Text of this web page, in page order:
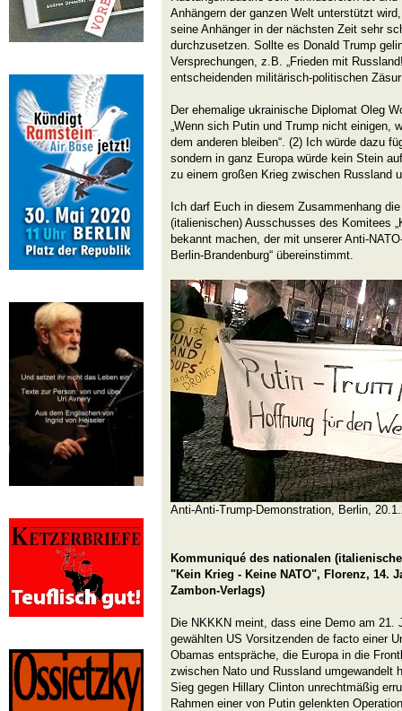
Anhängern der ganzen Welt unterstützt
seine Anhänger in der nächsten Zeit sehr
durchzusetzen. Sollte es Donald Trump
Versprechungen, z.B. „Frieden mit
entscheidenden militärisch-politischen
Der ehemalige ukrainische Diplomat Oleg
„Wenn sich Putin und Trump nicht einigen,
dem anderen bleiben“. (2) Ich würde dazu
sondern in ganz Europa würde kein Stein
zu einem großen Krieg zwischen Russland
Ich darf Euch in diesem Zusammenhang
(italienischen) Ausschusses des Komitees
bekannt machen, der mit unserer Anti-
Berlin-Brandenburg“ übereinstimmt.
Anti-Anti-Trump-Demonstration, Berlin,
Kommuniqué des nationalen
"Kein Krieg - Keine NATO", Florenz, 14.
Zambon-Verlags)
Die NKKKN meint, dass eine Demo am 21.
gewählten US Vorsitzenden de facto einer
Obamas entspräche, die Europa in die
zwischen Nato und Russland umgewandelt
Sieg gegen Hillary Clinton unrechtmäßig
Rahmen einer von Putin gelenkten